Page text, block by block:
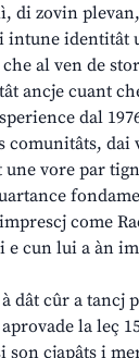
di zovin
intune
al ven de
ancje cuant
dal
dai
vore par
come
cun lui a àn
dât cûr a tancj
la leç
son cjapâts i